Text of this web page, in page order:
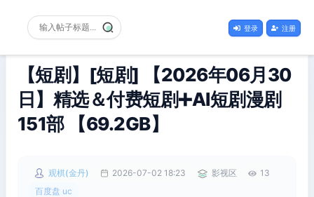
登录 注册
【短剧】[短剧] 【2026年06月30
日】精选＆付费短剧➕AI短剧漫剧
151部 【69.2GB】
观棋(金丹) 2026-07-02 18:23 影视区
13
百度盘 uc